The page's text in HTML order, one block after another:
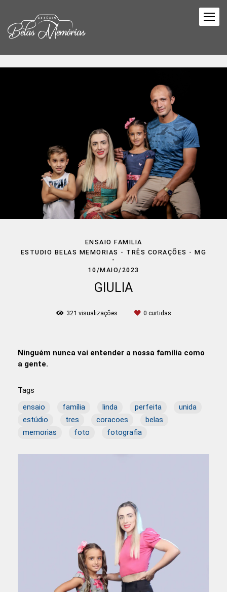
ENSAIO FAMILIA
ESTUDIO BELAS MEMORIAS - TRÊS CORAÇÕES - MG
10/MAIO/2023
GIULIA
321 visualizações 0 curtidas
Ninguém nunca vai entender a nossa família como
a gente.
Tags
ensaio
família linda perfeita
unida
estúdio
tres coracoes
belas
memorias
foto fotografia